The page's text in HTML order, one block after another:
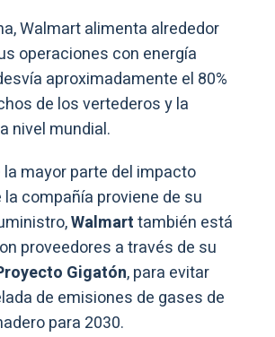
Walmart alimenta alrededor
operaciones con energía
aproximadamente el 80%
de los vertederos y la
nivel mundial.
la mayor parte del impacto
compañía proviene de su
Walmarttambién está
proveedores a través de su
Gigatón, para evitar
de emisiones de gases de
para 2030.